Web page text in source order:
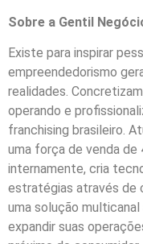
Sobre a Gentil
Existe para inspirar
empreendedorismo
realidades.
operando e
franchising brasileiro.
uma força de venda
internamente, cria
estratégias através de
uma solução
expandir suas